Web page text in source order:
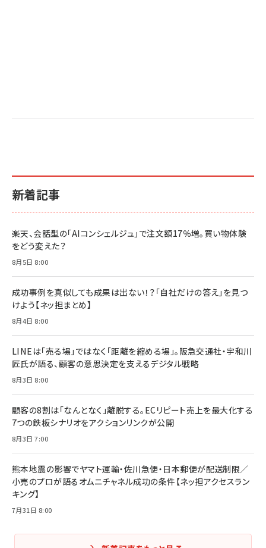
新着記事
楽天、会話型の「AIコンシェルジュ」で注文額17％増。買い物体験
をどう変えた？
8月5日 8:00
成功事例を真似しても成果は出ない！？「自社だけの答え」を見つ
けよう【ネッ担まとめ】
8月4日 8:00
LINEは「売る場」ではなく「距離を縮める場」。阪急交通社・宇和川
匠氏が語る、顧客の意思決定を支えるデジタル戦略
8月3日 8:00
顧客の8割は「なんとなく」離脱する。ECリピート売上を最大化する
7つの鉄板シナリオをアクションリンクが公開
8月3日 7:00
熊本地震の影響でヤマト運輸・佐川急便・日本郵便が配送制限／
小売のプロが語るオムニチャネル成功の条件【ネッ担アクセスラン
キング】
7月31日 8:00